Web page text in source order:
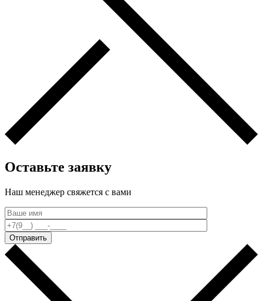
Оставьте заявку
Наш менеджер свяжется c вами